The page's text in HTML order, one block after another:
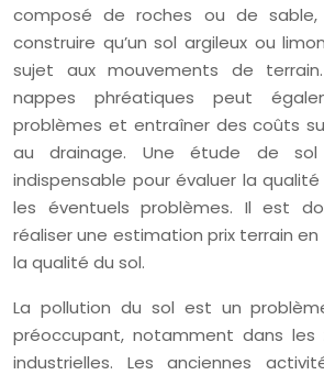
composé de roches ou de
construire qu’un sol argileux ou
sujet aux mouvements de
nappes phréatiques peut
problèmes et entraîner des coûts
au drainage. Une étude de sol
indispensable pour évaluer la
les éventuels problèmes. Il est
réaliser une estimation prix terrain
la qualité du sol.
La pollution du sol est un
préoccupant, notamment dans les
industrielles. Les anciennes